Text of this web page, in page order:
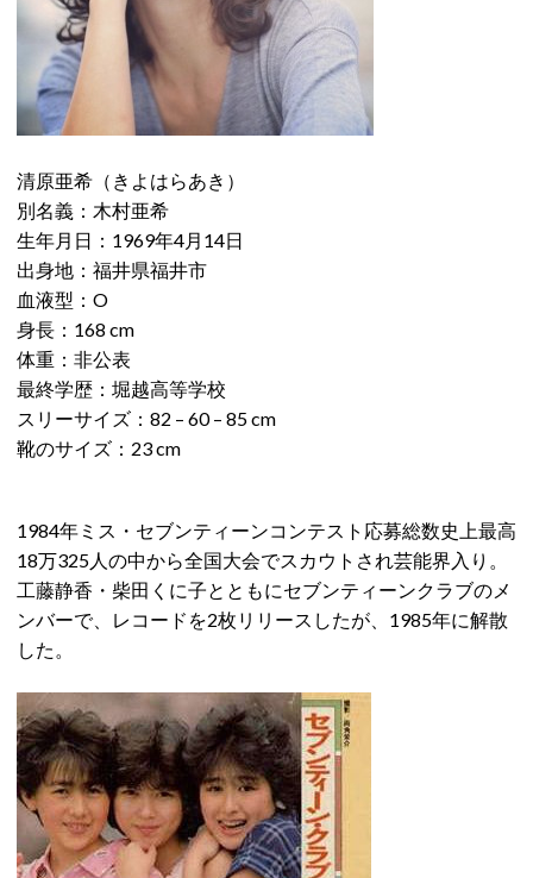
清原亜希（きよはらあき）
別名義：木村亜希
生年月日：1969年4月14日
出身地：福井県福井市
血液型：O
身長：168 cm
体重：非公表
最終学歴：堀越高等学校
スリーサイズ：82 – 60 – 85 cm
靴のサイズ：23 cm
1984年ミス・セブンティーンコンテスト応募総数史上最高
18万325人の中から全国大会でスカウトされ芸能界入り。
工藤静香・柴田くに子とともにセブンティーンクラブのメ
ンバーで、レコードを2枚リリースしたが、1985年に解散
した。